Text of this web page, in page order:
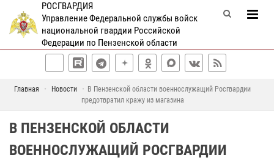
РОСГВАРДИЯ
Управление Федеральной службы войск
национальной гвардии Российской
Федерации по Пензенской области
Главная Новости
В Пензенской области военнослужащий Росгвардии
предотвратил кражу из магазина
В ПЕНЗЕНСКОЙ ОБЛАСТИ
ВОЕННОСЛУЖАЩИЙ РОСГВАРДИИ